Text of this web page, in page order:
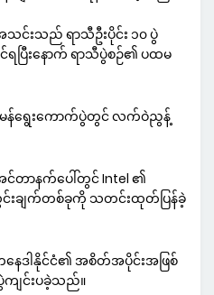
င်းသည် ရာသီဦးပိုင်း ၁၀ ပွဲ
ပြီးနောက် ရာသီပွဲစဉ်၏ ပထမ
မန်ရွေးကောက်ပွဲတွင် လက်ဝဲညွန့်
တာနက်ပေါ်တွင် Intel ၏
းချက်တစ်ခုကို သတင်းထုတ်ပြန်ခဲ့
ဒါနိုင်ငံ၏ အစိတ်အပိုင်းအဖြစ်
င်းပခဲ့သည်။